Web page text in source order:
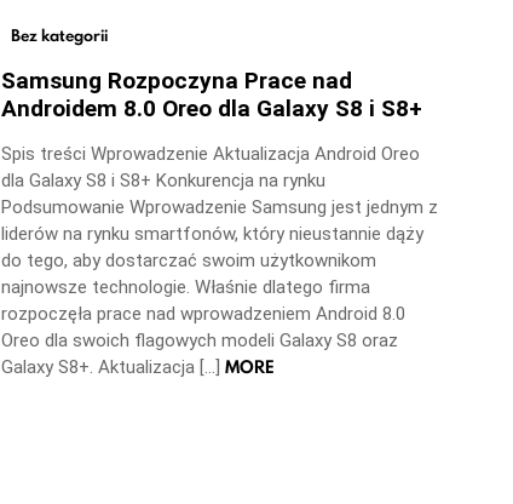
Bez kategorii
Samsung Rozpoczyna Prace nad
Androidem 8.0 Oreo dla Galaxy S8 i S8+
Spis treści Wprowadzenie Aktualizacja Android Oreo
dla Galaxy S8 i S8+ Konkurencja na rynku
Podsumowanie Wprowadzenie Samsung jest jednym z
liderów na rynku smartfonów, który nieustannie dąży
do tego, aby dostarczać swoim użytkownikom
najnowsze technologie. Właśnie dlatego firma
rozpoczęła prace nad wprowadzeniem Android 8.0
Oreo dla swoich flagowych modeli Galaxy S8 oraz
Galaxy S8+. Aktualizacja […] MORE